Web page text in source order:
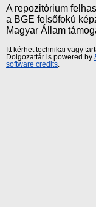
A repozitórium
a BGE felsőfokú
Magyar Állam
Itt kérhet technikai vagy
Dolgozattár is powered by
software credits